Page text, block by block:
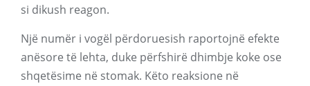
si dikush reagon.
Një numër i vogël përdoruesish raportojnë efekte
anësore të lehta, duke përfshirë dhimbje koke ose
shqetësime në stomak. Këto reaksione në